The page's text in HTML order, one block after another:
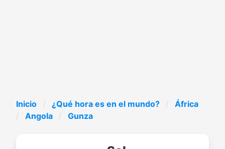
Inicio ¿Qué hora es en el mundo?
África
Angola
Gunza